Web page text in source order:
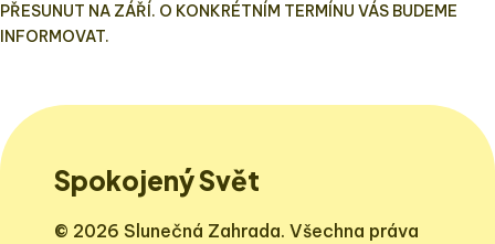
PŘESUNUT NA ZÁŘÍ. O KONKRÉTNÍM TERMÍNU VÁS BUDEME
INFORMOVAT.
Spokojený Svět
© 2026 Slunečná Zahrada. Všechna práva